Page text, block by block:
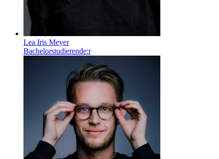
Lea Iris Meyer
Bachelorstudierende:r